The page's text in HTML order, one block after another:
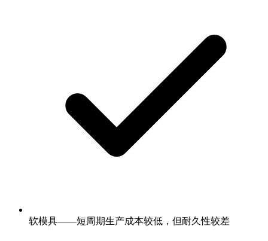
软模具——短周期生产成本较低，但耐久性较差